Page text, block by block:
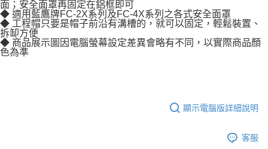
面；安全面罩再固定在鋁框即可
◆ 適用藍鷹牌FC-2X系列及FC-4X系列之各式安全面罩
◆ 工程帽只要是帽子前沿有溝槽的，就可以固定，輕鬆裝置、
拆缷方便
◆ 商品展示圖因電腦螢幕設定差異會略有不同，以實際商品顏
色為準
顯示電腦版詳細說明
客服